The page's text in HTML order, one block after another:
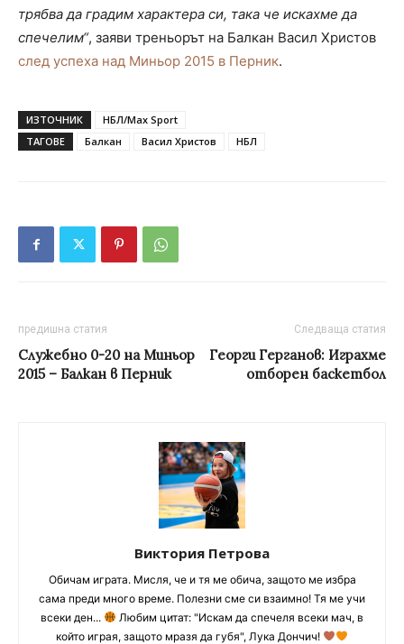
трябва да градим характера си, така че искахме да
спечелим“, заяви треньорът на Балкан Васил Христов
след успеха над Миньор 2015 в Перник.
ИЗТОЧНИК
НБЛ/Max Sport
ТАГОВЕ
Балкан Васил Христов НБЛ
предишна статия
Служебно 0-20 на Миньор
2015 – Балкан в Перник
Следваща статия
Георги Герганов: Играхме
отборен баскетбол
Виктория Петрова
Обичам играта. Мисля, че и тя ме обича, защото ме избра
сама преди много време. Полезни сме си взаимно! Тя ме учи
всеки ден...
Любим цитат: "Искам да спечеля всеки мач, в
който играя, защото мразя да губя", Лука Дончич!